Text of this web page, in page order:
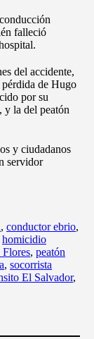
falleció
del accidente,
de Hugo
por su
y la del peatón
y ciudadanos
servidor
, conductor ebrio,
homicidio
, peatón
, socorrista
El Salvador,